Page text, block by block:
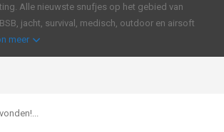
Alle nieuwste snufjes op het gebied van
jacht, survival, medisch, outdoor en airsoft
meer